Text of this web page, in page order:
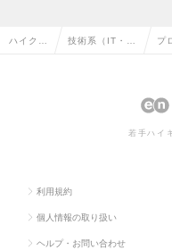
ハイクラ 技術系（IT・W プ
の
若手ハイ
利用規約
個人情報の取り扱い
ヘルプ・お問い合わせ